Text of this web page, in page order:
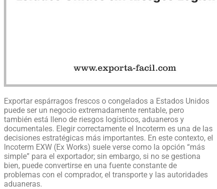
Exportar espárragos frescos o congelados a Estados Unidos
puede ser un negocio extremadamente rentable, pero
también está lleno de riesgos logísticos, aduaneros y
documentales. Elegir correctamente el Incoterm es una de las
decisiones estratégicas más importantes. En este contexto, el
Incoterm EXW (Ex Works) suele verse como la opción “más
simple” para el exportador; sin embargo, si no se gestiona
bien, puede convertirse en una fuente constante de
problemas con el comprador, el transporte y las autoridades
aduaneras.